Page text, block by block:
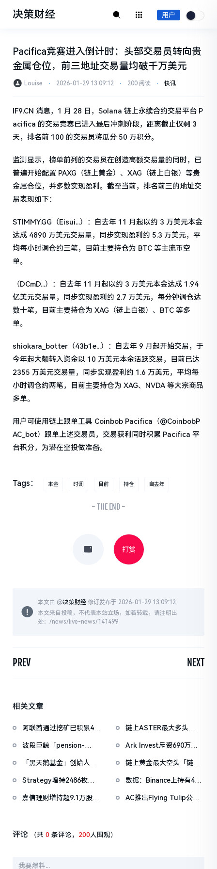
决策财经 用户
Pacifica竞赛进入倒计时：头部交易员转向贵
金属仓位，前三地址交易量均破千万美元
Louise ⋅ 2026-01-29 13:09:12 ⋅ 200 阅读 ⋅ 快讯
IF9.CN 消息，1 月 28 日，Solana 链上永续合约交易平台 P
acifica 的交易竞赛已进入最后冲刺阶段，距离截止仅剩 3
天，排名前 100 的交易员将瓜分 50 万积分。
监测显示，榜单前列的交易员在创造高额交易量的同时，已
普遍开始配置 PAXG（链上黄金）、XAG（链上白银）等贵
金属仓位，并多数实现盈利。截至当前，排名前三的地址交
易表现如下：
STIMMY.GG（Eisui...）：自去年 11 月起以约 3 万美元本金
达成 4890 万美元交易量，同步实现盈利约 5.3 万美元，平
均每小时调仓约三笔，目前主要持仓为 BTC 等主流币空
单。
（DCmD...）：自去年 11 月起以约 3 万美元本金达成 1.94
亿美元交易量，同步实现盈利约 2.7 万美元，每分钟调仓达
数十笔，目前主要持仓为 XAG（链上白银）、BTC 等多
单。
shiokara_botter（43b1e...）：自去年 9 月起开始交易，于
今年起大额转入资金以 10 万美元本金活跃交易，目前已达
2355 万美元交易量，同步实现盈利约 1.6 万美元，平均每
小时调仓约两笔，目前主要持仓为 XAG、NVDA 等大宗商品
多单。
用户可使用链上跟单工具 Coinbob Pacifica（@CoinbobP
AC_bot）跟单上述交易员，交易获利同时积累 Pacifica 平
台积分，为潜在空投做准备。
Tags： 本金 时调 目前 持仓 自去年
- THE END -
打赏
本文由 @决策财经 修订发布于 2026-01-29 13:09:12
本文来自投稿，不代表本站立场，如若转载，请注明出
处：/news/live-news/141499
PREV NEXT
相关文章
阿联酋通过挖矿已积累4.5
链上ASTER最大多头
仓，持仓规模已达1490万
美元
波段巨鲸「pension-
单，此前规模约6700万美
元
Ark Invest斥资690万美
束月初减持操作
「黑天鹅基金」创始人：
束，标普500将涨至8000
点甚至更高
链上黄金最大空头「链上
盈，月盈利达1540万美元
Strategy增持2486枚比
717,131枚
数据：Binance上持有475
CEX稳定币流动性的65%
嘉信理财增持超9.1万股
AC推出Flying Tulip公
评论 （共0 条评论， 200人围观）